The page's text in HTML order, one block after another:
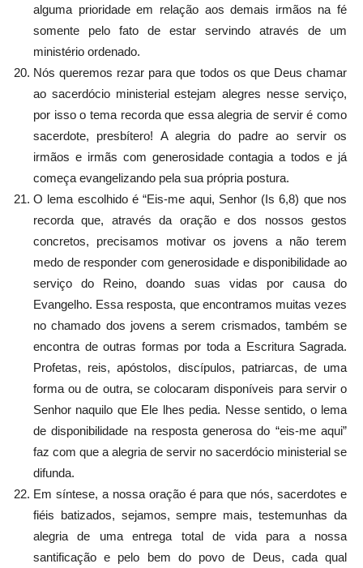
alguma prioridade em relação aos demais irmãos na fé
somente pelo fato de estar servindo através de um
ministério ordenado.
Nós queremos rezar para que todos os que Deus chamar
ao sacerdócio ministerial estejam alegres nesse serviço,
por isso o tema recorda que essa alegria de servir é como
sacerdote, presbítero! A alegria do padre ao servir os
irmãos e irmãs com generosidade contagia a todos e já
começa evangelizando pela sua própria postura.
O lema escolhido é “Eis-me aqui, Senhor (Is 6,8) que nos
recorda que, através da oração e dos nossos gestos
concretos, precisamos motivar os jovens a não terem
medo de responder com generosidade e disponibilidade ao
serviço do Reino, doando suas vidas por causa do
Evangelho. Essa resposta, que encontramos muitas vezes
no chamado dos jovens a serem crismados, também se
encontra de outras formas por toda a Escritura Sagrada.
Profetas, reis, apóstolos, discípulos, patriarcas, de uma
forma ou de outra, se colocaram disponíveis para servir o
Senhor naquilo que Ele lhes pedia. Nesse sentido, o lema
de disponibilidade na resposta generosa do “eis-me aqui”
faz com que a alegria de servir no sacerdócio ministerial se
difunda.
Em síntese, a nossa oração é para que nós, sacerdotes e
fiéis batizados, sejamos, sempre mais, testemunhas da
alegria de uma entrega total de vida para a nossa
santificação e pelo bem do povo de Deus, cada qual